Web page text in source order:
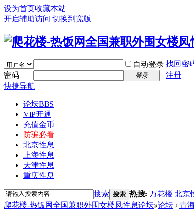
设为首页收藏本站
开启辅助访问 切换到宽版
自动登录 找回密
密码
登录
注册
快捷导航
论坛BBS
VIP开通
充值金币
防骗必看
北京性息
上海性息
天津性息
重庆性息
搜索 搜索 热搜: 万花楼 北京
爬花楼-热饭网全国兼职外围女楼凤性息论坛»论坛 › 青